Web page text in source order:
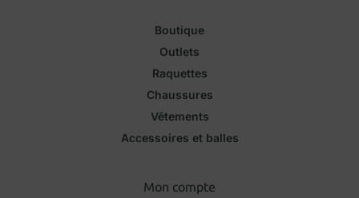
Boutique
Outlets
Raquettes
Chaussures
Vêtements
Accessoires et balles
Mon compte